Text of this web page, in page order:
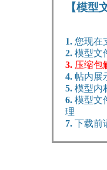
【模型
1. 您现在
2. 模型文
3. 压缩包
4. 帖内展
5. 模型内
6. 模型文
理
7. 下载前